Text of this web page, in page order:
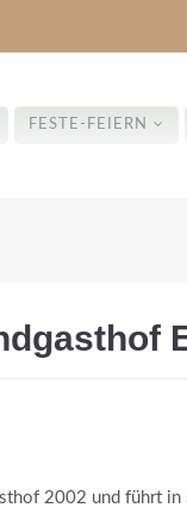
FESTE-FEIERN
2002 und führt
an ...
Weihnachtstag